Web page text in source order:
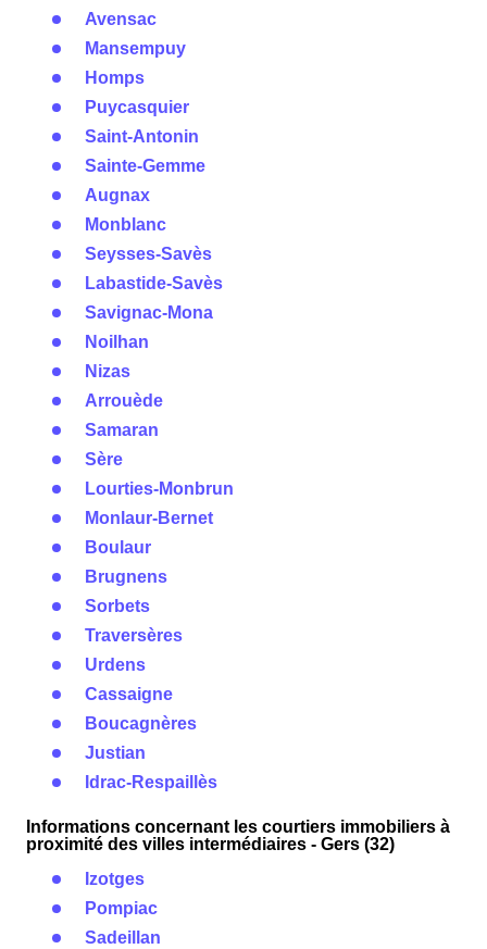
Avensac
Mansempuy
Homps
Puycasquier
Saint-Antonin
Sainte-Gemme
Augnax
Monblanc
Seysses-Savès
Labastide-Savès
Savignac-Mona
Noilhan
Nizas
Arrouède
Samaran
Sère
Lourties-Monbrun
Monlaur-Bernet
Boulaur
Brugnens
Sorbets
Traversères
Urdens
Cassaigne
Boucagnères
Justian
Idrac-Respaillès
Informations concernant les courtiers immobiliers à
proximité des villes intermédiaires - Gers (32)
Izotges
Pompiac
Sadeillan